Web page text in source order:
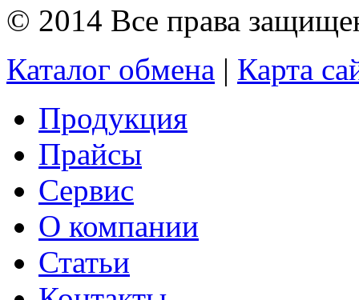
© 2014 Все права
Каталог обмена | Карта
Продукция
Прайсы
Сервис
О компании
Статьи